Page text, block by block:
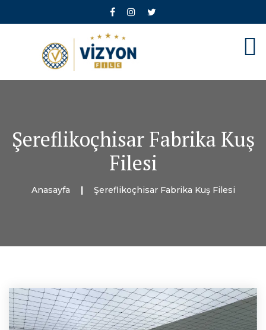
Şereflikoçhisar Fabrika Kuş
Filesi
Anasayfa Şereflikoçhisar Fabrika Kuş Filesi